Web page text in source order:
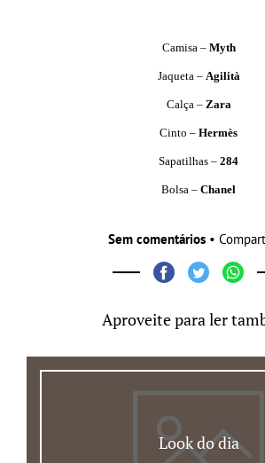
Camisa – Myth
Jaqueta – Agilità
Calça – Zara
Cinto – Hermès
Sapatilhas – 284
Bolsa – Chanel
Sem comentários•
Aproveite para ler
Look do dia